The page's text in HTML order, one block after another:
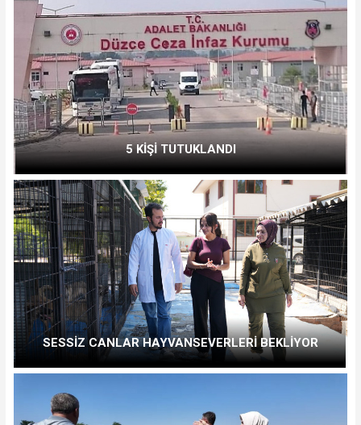
5 KİŞİ TUTUKLANDI
SESSİZ CANLAR HAYVANSEVERLERİ BEKLİYOR